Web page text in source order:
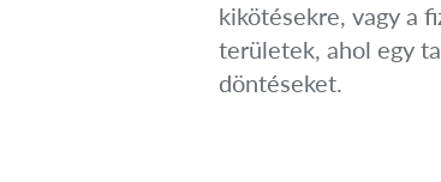
kikötésekre, vagy a
területek, ahol egy
döntéseket.